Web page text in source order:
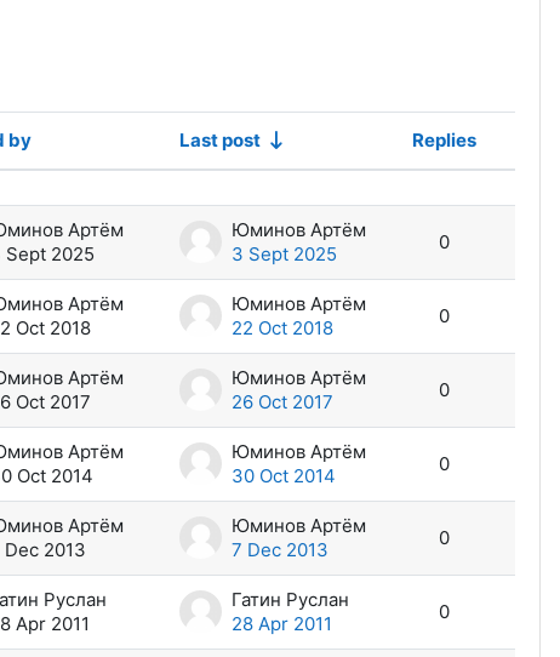
by Last post
Replies
Артём
Sept 2025
Юминов Артём
3 Sept 2025
0
Артём
Oct 2018
Юминов Артём
22 Oct 2018
0
Артём
Oct 2017
Юминов Артём
26 Oct 2017
0
Артём
Oct 2014
Юминов Артём
30 Oct 2014
0
Артём
Dec 2013
Юминов Артём
7 Dec 2013
0
Руслан
Apr 2011
Гатин Руслан
28 Apr 2011
0